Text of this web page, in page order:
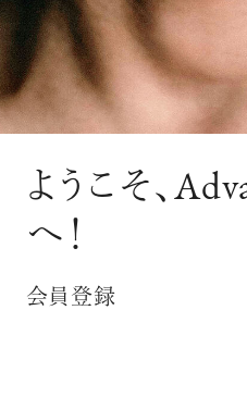
会員登
ようこそ、
へ！
会員登録